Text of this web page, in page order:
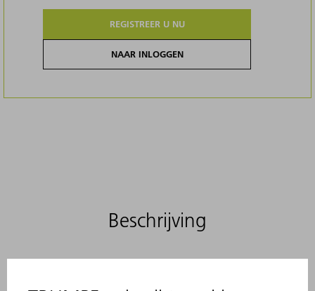
REGISTREER U NU
NAAR INLOGGEN
Beschrijving